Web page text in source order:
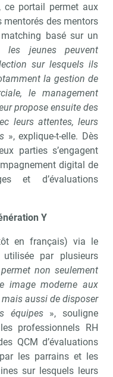
ce portail permet aux
mentorés des mentors
basé sur un
les jeunes peuvent
sur lesquels ils
la gestion de
le management
propose ensuite des
leurs attentes, leurs
», explique-t-elle. Dès
parties s’engagent
digital de
et d’évaluations
Y
en français) via le
par plusieurs
non seulement
image moderne aux
aussi de disposer
équipes», souligne
professionnels RH
QCM d’évaluations
les parrains et les
sur lesquels leurs